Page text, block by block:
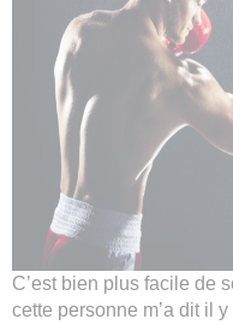
C’est bien plus facile de
cette personne m’a dit il